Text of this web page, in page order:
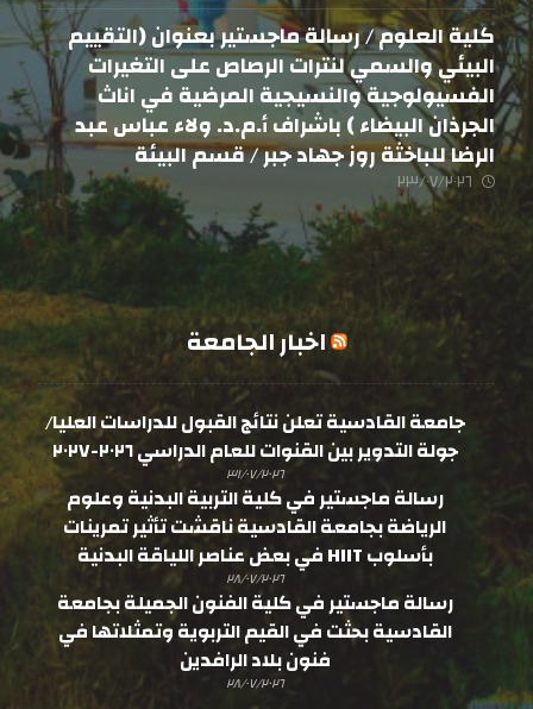
كلية العلوم / رسالة ماجستير بعنوان (التقييم
البيئي والسمي لنترات الرصاص على التغيرات
الفسيولوجية والنسيجية المرضية في اناث
الجرذان البيضاء ) باشراف أ.م.د. ولاء عباس عبد
الرضا للباخثة روز جهاد جبر / قسم البيئة
٢٣/٠٧/٢٠٢٦
اخبار الجامعة
جامعة القادسية تعلن نتائج القبول للدراسات العليا/
جولة التدوير بين القنوات للعام الدراسي ٢٠٢٦-٢٠٢٧
٣١/٠٧/٢٠٢٦
رسالة ماجستير في كلية التربية البدنية وعلوم
الرياضة بجامعة القادسية ناقشت تأثير تمرينات
بأسلوب HIIT في بعض عناصر اللياقة البدنية
٢٨/٠٧/٢٠٢٦
رسالة ماجستير في كلية الفنون الجميلة بجامعة
القادسية بحثت في القيم التربوية وتمثلاتها في
فنون بلاد الرافدين
٢٨/٠٧/٢٠٢٦